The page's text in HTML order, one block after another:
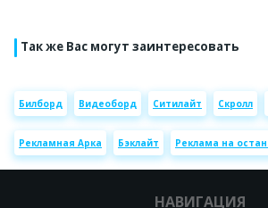
Так же Вас могут заинтересовать
Билборд Видеоборд Ситилайт Скролл
Рекламная Арка Бэклайт Реклама на
НАВИГАЦИЯ